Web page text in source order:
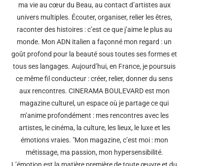
ma vie au cœur du Beau, au contact d’artistes aux
univers multiples. Écouter, organiser, relier les êtres,
raconter des histoires : c’est ce que j’aime le plus au
monde. Mon ADN italien a façonné mon regard : un
goût profond pour la beauté sous toutes ses formes et
tous ses langages. Aujourd’hui, en France, je poursuis
ce même fil conducteur : créer, relier, donner du sens
aux rencontres. CINERAMA BOULEVARD est mon
magazine culturel, un espace où je partage ce qui
m’anime profondément : mes rencontres avec les
artistes, le cinéma, la culture, les lieux, le luxe et les
émotions vraies. "Mon magazine, c’est moi : mon
métissage, ma passion, mon hypersensibilité.